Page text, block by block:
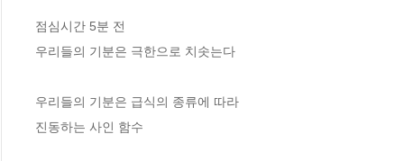
점심시간 5분 전
우리들의 기분은 극한으로 치솟는다
우리들의 기분은 급식의 종류에 따라
진동하는 사인 함수